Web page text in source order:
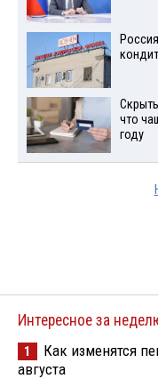
что
году
Интересное за
1
Как изменятся
августа